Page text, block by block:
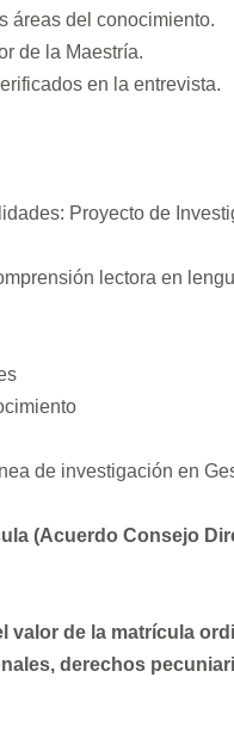
áreas del conocimiento.
de la Maestría.
en la entrevista.
Proyecto de
lectora en
de investigación en
(Acuerdo Consejo
valor de la matrícula
derechos